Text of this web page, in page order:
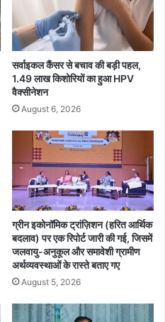
सर्वाइकल कैंसर से बचाव की बड़ी पहल,
1.49 लाख किशोरियों का हुआ HPV
वैक्सीनेशन
August 6, 2026
ग्रीन इकोनॉमिक ट्रांज़िशन (हरित आर्थिक
बदलाव) पर एक रिपोर्ट जारी की गई, जिसमें
जलवायु-अनुकूल और समावेशी ग्रामीण
अर्थव्यवस्थाओं के रास्ते बताए गए
August 5, 2026